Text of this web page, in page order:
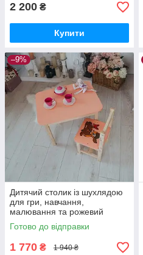
2 200 ₴
Купити
–9%
Дитячий столик із шухлядою
для гри, навчання,
малювання та рожевий
стілець
Готово до відправки
1 770 ₴ 1 940 ₴